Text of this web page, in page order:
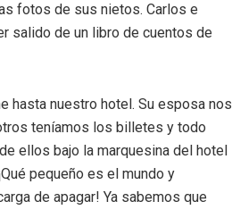
fotos de sus nietos. Carlos e
salido de un libro de cuentos de
hasta nuestro hotel. Su esposa nos
teníamos los billetes y todo
ellos bajo la marquesina del hotel
pequeño es el mundo y
de apagar! Ya sabemos que